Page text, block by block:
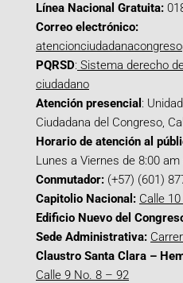
Línea Nacional Gratuita:
Correo electrónico:
PQRSD: Sistema derecho
ciudadano
Atención presencial :
Ciudadana del Congreso,
Horario de atención al
Lunes a Viernes de 8:00
Conmutador: (+57) (601)
Capitolio Nacional: Calle
Edificio Nuevo del
Sede Administrativa:
Claustro Santa Clara –
Calle 9 No. 8 – 92